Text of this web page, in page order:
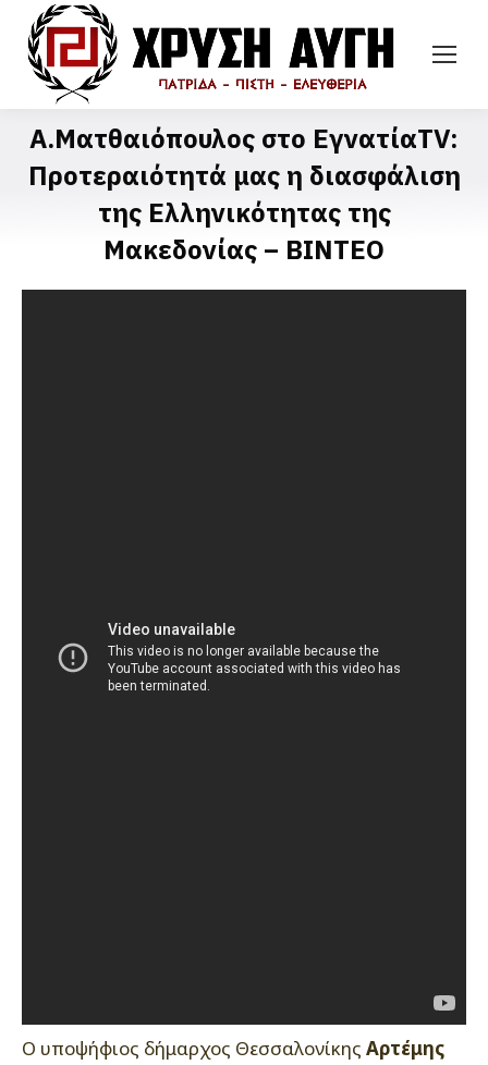
Α.Ματθαιόπουλος στο ΕγνατίαTV:
Προτεραιότητά μας η διασφάλιση
της Ελληνικότητας της
Μακεδονίας – ΒΙΝΤΕΟ
Ο υποψήφιος δήμαρχος Θεσσαλονίκης Αρτέμης